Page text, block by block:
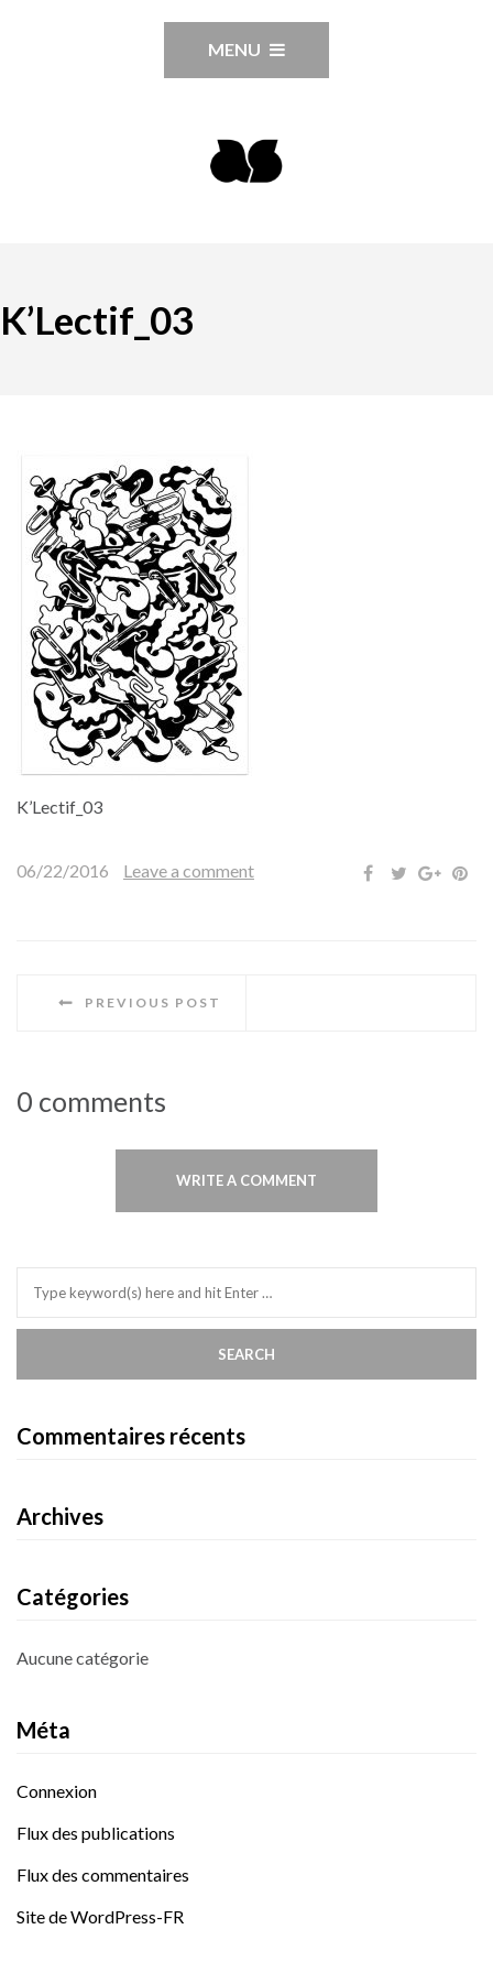
MENU
K’Lectif_03
K’Lectif_03
06/22/2016 Leave a comment
PREVIOUS POST
0 comments
WRITE A COMMENT
Commentaires récents
Archives
Catégories
Aucune catégorie
Méta
Connexion
Flux des publications
Flux des commentaires
Site de WordPress-FR